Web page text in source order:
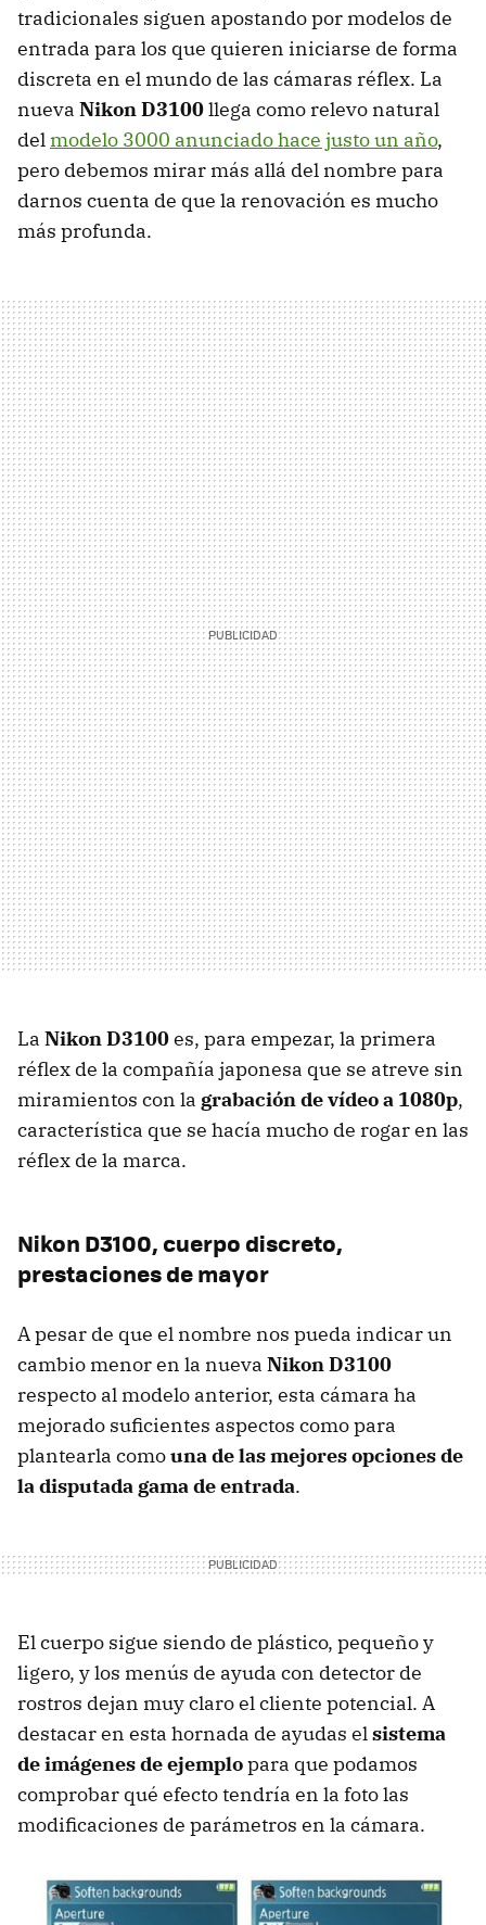
tradicionales siguen apostando por modelos de
entrada para los que quieren iniciarse de forma
discreta en el mundo de las cámaras réflex. La
nueva Nikon D3100llega como relevo natural
delmodelo 3000 anunciado hace justo un año,
pero debemos mirar más allá del nombre para
darnos cuenta de que la renovación es mucho
más profunda.
La Nikon D3100es, para empezar, la primera
réflex de la compañía japonesa que se atreve sin
miramientos con la grabación de vídeo a 1080p,
característica que se hacía mucho de rogar en las
réflex de la marca.
Nikon D3100, cuerpo discreto,
prestaciones de mayor
A pesar de que el nombre nos pueda indicar un
cambio menor en la nueva Nikon D3100
respecto al modelo anterior, esta cámara ha
mejorado suficientes aspectos como para
plantearla comouna de las mejores opciones de
la disputada gama de entrada.
El cuerpo sigue siendo de plástico, pequeño y
ligero, y los menús de ayuda con detector de
rostros dejan muy claro el cliente potencial. A
destacar en esta hornada de ayudas elsistema
de imágenes de ejemplopara que podamos
comprobar qué efecto tendría en la foto las
modificaciones de parámetros en la cámara.